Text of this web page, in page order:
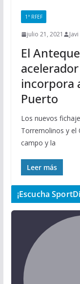
1ª RFEF
julio 21, 2021
El
incorpora
Puerto
Los nuevos
Torremolinos y el
campo y la
Leer más
¡Escucha